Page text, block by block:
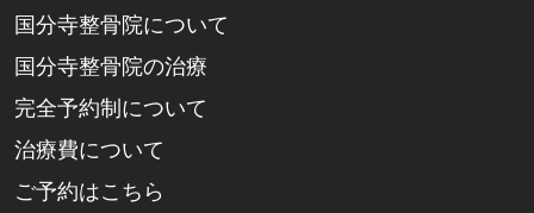
国分寺整骨院について
国分寺整骨院の治療
完全予約制について
治療費について
ご予約はこちら